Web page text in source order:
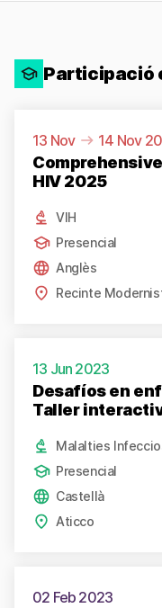
Participació
13 Nov 14 Nov
HIV 2025
VIH
Presencial
Anglès
Recinte
13 Jun 2023
Desafíos en
Taller
Malalties
Presencial
Castellà
Aticco
02 Feb 2023